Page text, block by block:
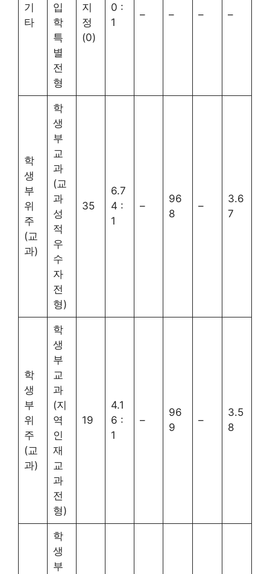
기
타
입
학
특
별
전
형
지
정
(0)
0 :
1
– – – –
학
생
부
위
주
(교
과)
학
생
부
교
과
(교
과
성
적
우
수
자
전
형)
35
6.7
4 :
1
–
96
8
–
3.6
7
학
생
부
위
주
(교
과)
학
생
부
교
과
(지
역
인
재
교
과
전
형)
19
4.1
6 :
1
–
96
9
–
3.5
8
학
생
부